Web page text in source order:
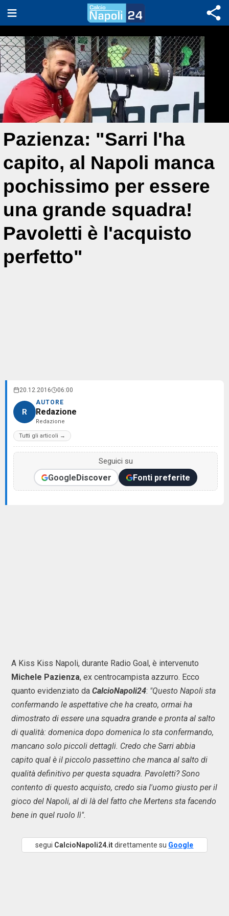
Pazienza: "Sarri l'ha
capito, al Napoli manca
pochissimo per essere
una grande squadra!
Pavoletti è l'acquisto
perfetto"
20.12.2016 06:00
R
AUTORE
Redazione
Redazione
Tutti gli articoli →
Seguici su
GoogleDiscover Fonti preferite
A Kiss Kiss Napoli, durante Radio Goal, è intervenuto
Michele Pazienza, ex centrocampista azzurro. Ecco
quanto evidenziato da CalcioNapoli24: "Questo Napoli sta
confermando le aspettative che ha creato, ormai ha
dimostrato di essere una squadra grande e pronta al salto
di qualità: domenica dopo domenica lo sta confermando,
mancano solo piccoli dettagli. Credo che Sarri abbia
capito qual è il piccolo passettino che manca al salto di
qualità definitivo per questa squadra. Pavoletti? Sono
contento di questo acquisto, credo sia l'uomo giusto per il
gioco del Napoli, al di là del fatto che Mertens sta facendo
bene in quel ruolo lì".
segui CalcioNapoli24.itdirettamente su Google